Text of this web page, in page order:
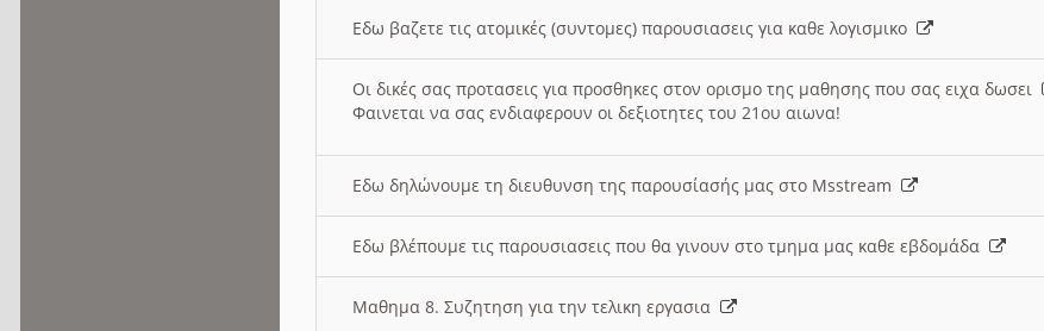
Εδω βαζετε τις ατομικές (συντομες) παρουσιασεις για καθε λογισμικο
Οι δικές σας προτασεις για προσθηκες στον ορισμο της μαθησης που σας ειχα δωσει
Φαινεται να σας ενδιαφερουν οι δεξιοτητες του 21ου αιωνα!
Εδω δηλώνουμε τη διευθυνση της παρουσίασής μας στο Msstream
Εδω βλέπουμε τις παρουσιασεις που θα γινουν στο τμημα μας καθε εβδομάδα
Μαθημα 8. Συζητηση για την τελικη εργασια